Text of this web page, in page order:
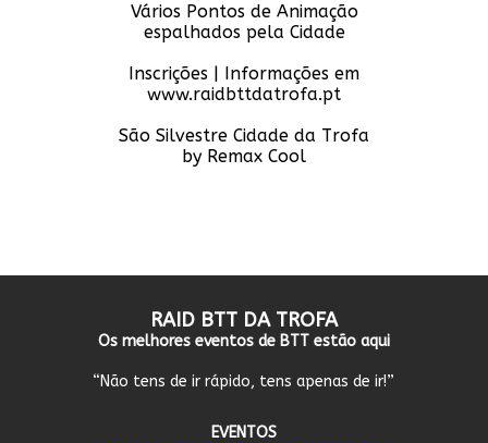
Vários Pontos de Animação
espalhados pela Cidade
Inscrições | Informações em
www.raidbttdatrofa.pt
São Silvestre Cidade da Trofa
by Remax Cool
RAID BTT DA TROFA
Os melhores eventos de BTT estão aqui
“Não tens de ir rápido, tens apenas de ir!”
EVENTOS